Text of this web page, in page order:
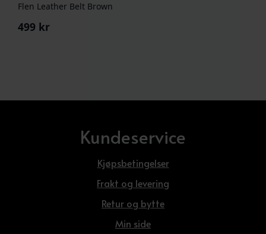
Flen Leather Belt Brown
499 kr
Kundeservice
Kjøpsbetingelser
Frakt og levering
Retur og bytte
Min side